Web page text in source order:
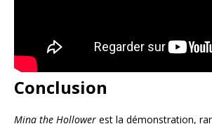
Conclusion
Mina the Hollower est la démonstration,